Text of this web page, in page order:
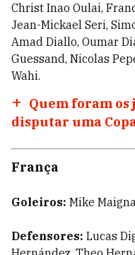
Christ Inao Oulai,
Jean-Mickael Seri,
Amad Diallo, Oumar
Guessand, Nicolas
Wahi.
Quem foram os
disputar uma
França
Goleiros: Mike
Defensores: Lucas